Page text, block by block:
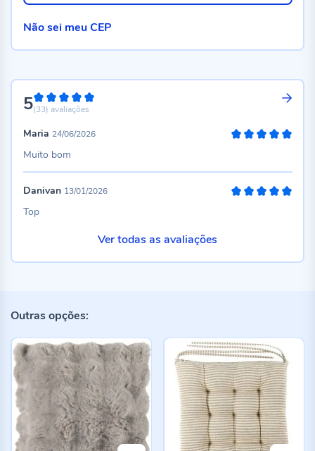
5100%
(33) avaliações
Maria 24/06/2026
Muito bom
Danivan 13/01/2026
Top
Ver todas as avaliações
Não sei meu CEP
Outras opções: